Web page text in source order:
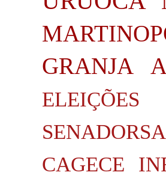
GRANJA
ELEIÇÕES
CAGECE